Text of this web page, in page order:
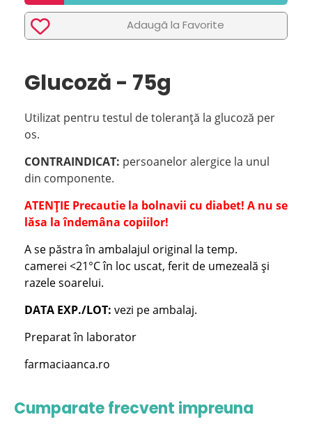
Adaugã la Favorite
Glucoză - 75g
Utilizat pentru testul de toleranță la glucoză per
os.
CONTRAINDICAT: persoanelor alergice la unul
din componente.
ATENȚIE Precautie la bolnavii cu diabet! A nu se
lăsa la îndemâna copiilor!
A se păstra în ambalajul original la temp.
camerei <21°C în loc uscat, ferit de umezeală și
razele soarelui.
DATA EXP./LOT: vezi pe ambalaj.
Preparat în laborator
farmaciaanca.ro
Cumparate frecvent impreuna